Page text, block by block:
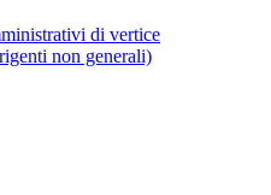
di vertice
non generali)